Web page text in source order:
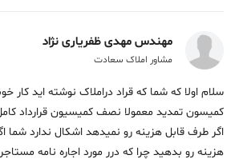
مهندس مهدی ظفریاری نژاد
مشاور املاک سعادت
سلام اولا که شما که قراد دراملاک نوشته اید کار
کمیسون تمدید معمولا نصف کمیسیون قرارداد
اگر طرف قابل هزینه رو نمیدهد اشکال ندارد شما